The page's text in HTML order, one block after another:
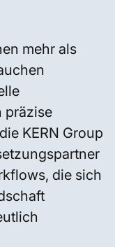
mehr als
präzise
KERN Group
die sich